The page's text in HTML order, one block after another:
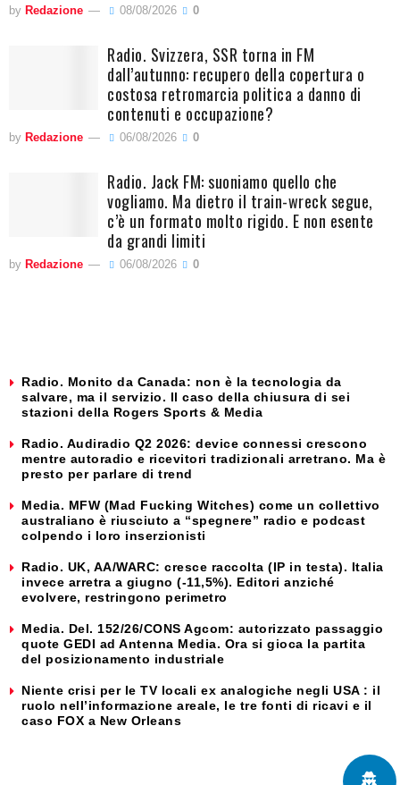
by Redazione 08/08/2026 0
Radio. Svizzera, SSR torna in FM
dall’autunno: recupero della copertura o
costosa retromarcia politica a danno di
contenuti e occupazione?
by Redazione 06/08/2026 0
Radio. Jack FM: suoniamo quello che
vogliamo. Ma dietro il train-wreck segue,
c’è un formato molto rigido. E non esente
da grandi limiti
by Redazione 06/08/2026 0
Radio. Monito da Canada: non è la tecnologia da
salvare, ma il servizio. Il caso della chiusura di sei
stazioni della Rogers Sports & Media
Radio. Audiradio Q2 2026: device connessi crescono
mentre autoradio e ricevitori tradizionali arretrano. Ma è
presto per parlare di trend
Media. MFW (Mad Fucking Witches) come un collettivo
australiano è riusciuto a “spegnere” radio e podcast
colpendo i loro inserzionisti
Radio. UK, AA/WARC: cresce raccolta (IP in testa). Italia
invece arretra a giugno (-11,5%). Editori anziché
evolvere, restringono perimetro
Media. Del. 152/26/CONS Agcom: autorizzato passaggio
quote GEDI ad Antenna Media. Ora si gioca la partita
del posizionamento industriale
Niente crisi per le TV locali ex analogiche negli USA : il
ruolo nell’informazione areale, le tre fonti di ricavi e il
caso FOX a New Orleans